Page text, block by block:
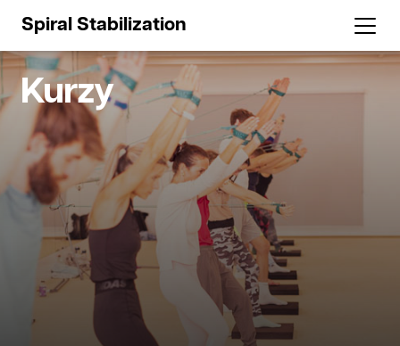
Spiral Stabilization
Kurzy